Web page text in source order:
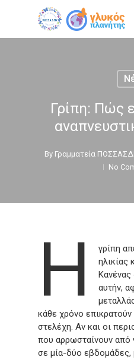
Γρίπη: Πώς
By Γραμματεία
No
Η
γρίπη
ηλικίας
Κανένας
αυτήν,
κάθε χρόνο
στελέχη. Αν και οι
που αρρωσταίνουν από
σε μία-δύο εβδομάδες,